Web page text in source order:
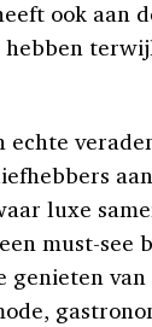
ook aan
echte
luxe
must-see